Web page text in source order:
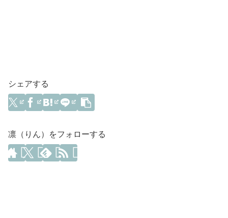
シェアする
凛（りん）をフォローする